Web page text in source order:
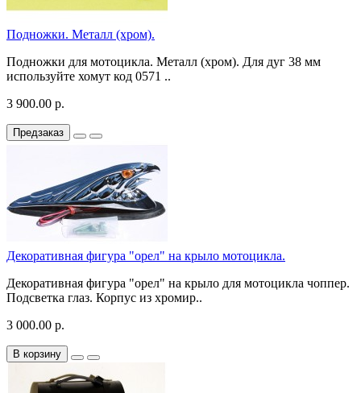
Подножки. Металл (хром).
Подножки для мотоцикла. Металл (хром). Для дуг 38 мм
используйте хомут код 0571 ..
3 900.00 р.
Предзаказ
Декоративная фигура "орел" на крыло мотоцикла.
Декоративная фигура "орел" на крыло для мотоцикла чоппер.
Подсветка глаз. Корпус из хромир..
3 000.00 р.
В корзину